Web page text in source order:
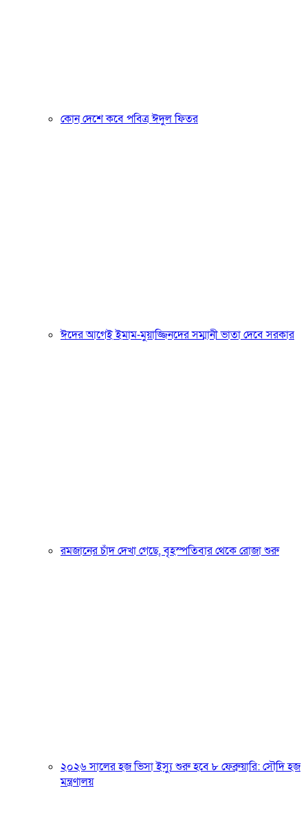
কোন দেশে কবে পবিত্র ঈদুল ফিতর
ঈদের আগেই ইমাম-মুয়াজ্জিনদের সম্মানী ভাতা দেবে সরকার
রমজানের চাঁদ দেখা গেছে, বৃহস্পতিবার থেকে রোজা শুরু
২০২৬ সালের হজ ভিসা ইস্যু শুরু হবে ৮ ফেব্রুয়ারি: সৌদি হজ
মন্ত্রণালয়